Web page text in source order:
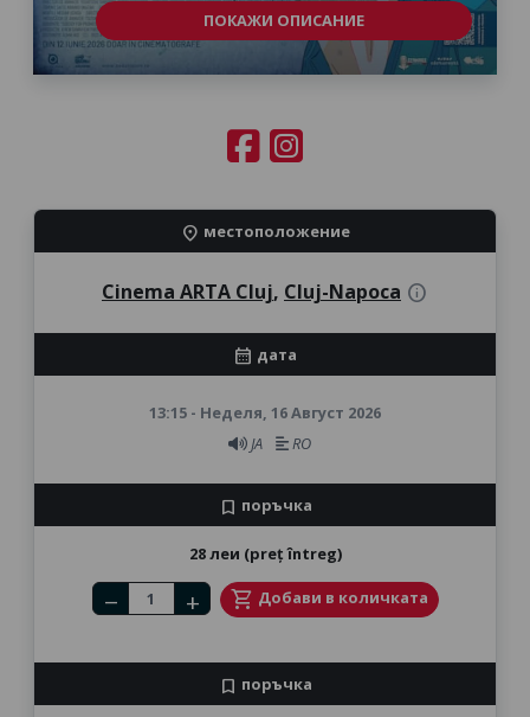
ПОКАЖИ ОПИСАНИЕ
location_on местоположение
Cinema ARTA Cluj, Cluj-Napoca info
calendar_month дата
13:15 - Неделя, 16 Август 2026
JA
RO
bookmark поръчка
28 леи (preț întreg)
Number of tickets
remove add shopping_cart Добави в количката
bookmark поръчка